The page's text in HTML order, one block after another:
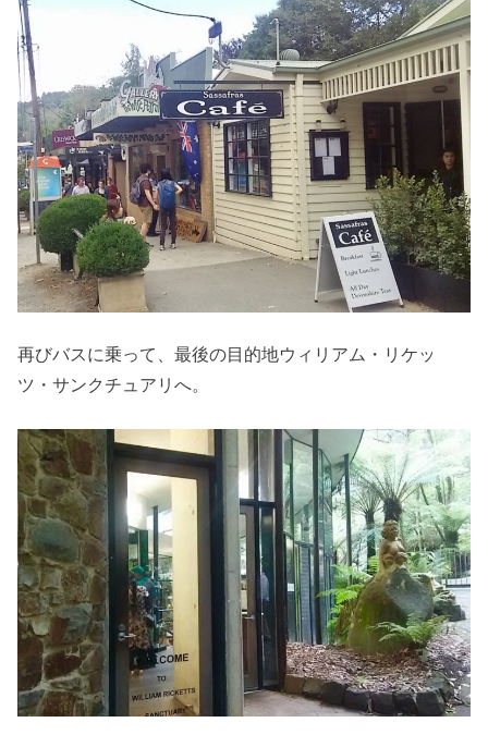
再びバスに乗って、最後の目的地ウィリアム・リケッ
ツ・サンクチュアリへ。